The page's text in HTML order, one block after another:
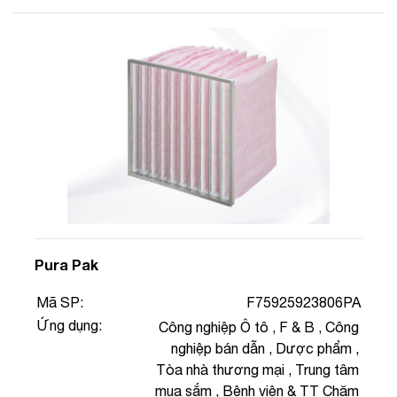
Pura Pak
Mã SP:
F75925923806PA
Ứng dụng:
Công nghiệp Ô tô , F & B , Công
nghiệp bán dẫn , Dược phẩm ,
Tòa nhà thương mại , Trung tâm
mua sắm , Bệnh viện & TT Chăm